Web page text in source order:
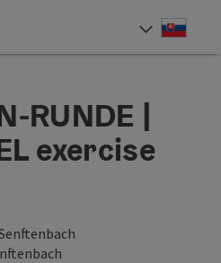
RUNDE |
exercise